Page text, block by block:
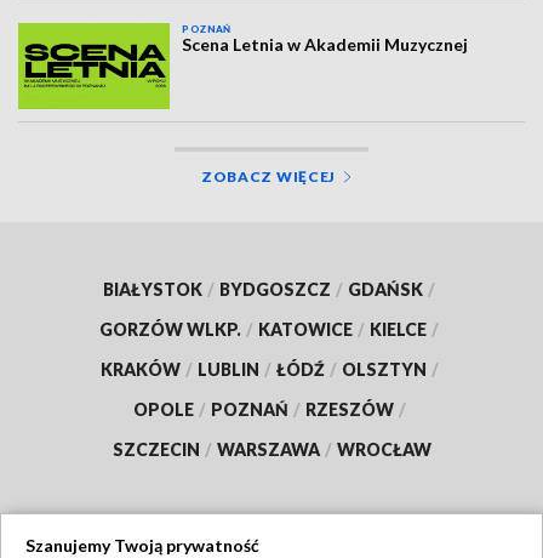
POZNAŃ
Scena Letnia w Akademii Muzycznej
ZOBACZ WIĘCEJ
BIAŁYSTOK / BYDGOSZCZ / GDAŃSK /
GORZÓW WLKP. / KATOWICE / KIELCE /
KRAKÓW / LUBLIN / ŁÓDŹ / OLSZTYN /
OPOLE / POZNAŃ / RZESZÓW /
SZCZECIN / WARSZAWA / WROCŁAW
Szanujemy Twoją prywatność